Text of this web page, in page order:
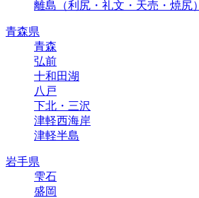
離島（利尻・礼文・天売・焼尻）
青森県
青森
弘前
十和田湖
八戸
下北・三沢
津軽西海岸
津軽半島
岩手県
雫石
盛岡